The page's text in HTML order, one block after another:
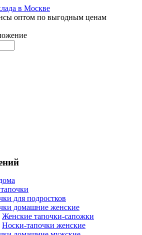
оптом по выгодным ценам
для подростков
домашние женские
Женские тапочки-сапожки
Носки-тапочки женские